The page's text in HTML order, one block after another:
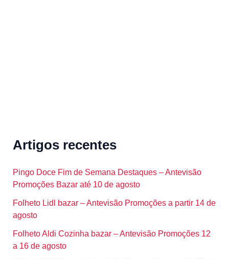
Artigos recentes
Pingo Doce Fim de Semana Destaques – Antevisão
Promoções Bazar até 10 de agosto
Folheto Lidl bazar – Antevisão Promoções a partir 14 de
agosto
Folheto Aldi Cozinha bazar – Antevisão Promoções 12
a 16 de agosto